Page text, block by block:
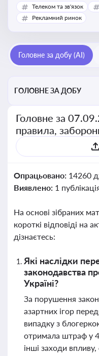
Телеком та зв'язок
Рекламний ринок
Головне за добу (AI)
ГОЛОВНЕ ЗА ДОБУ
Головне за
правила,
Опрацьовано: 14260
Виявлено: 1
На основі зібраних
короткі відповіді на
дізнаєтесь:
Які наслідки
законодавства
Україні?
За порушення
азартних ігор
випадку з
отримала штраф у
інші заходи